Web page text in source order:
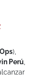
),
Perú,